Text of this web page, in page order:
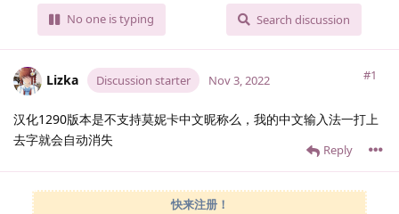
No one is typing Search discussion
Lizka Discussion starter #1
Nov 3, 2022
汉化1290版本是不支持莫妮卡中文昵称么，我的中文输入法一打上
去字就会自动消失
Reply
快来注册！